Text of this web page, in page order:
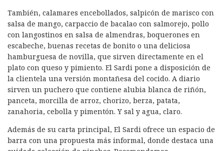
También, calamares encebollados, salpicón de marisco con
salsa de mango, carpaccio de bacalao con salmorejo, pollo
con langostinos en salsa de almendras, boquerones en
escabeche, buenas recetas de bonito o una deliciosa
hamburguesa de novilla, que sirven directamente en el
plato con queso y pimiento. El Sardi pone a disposición de
la clientela una versión montañesa del cocido. A diario
sirven un puchero que contiene alubia blanca de riñón,
panceta, morcilla de arroz, chorizo, berza, patata,
zanahoria, cebolla y pimentón. Y sal y agua, claro.
Además de su carta principal, El Sardi ofrece un espacio de
barra con una propuesta más informal, donde destaca una